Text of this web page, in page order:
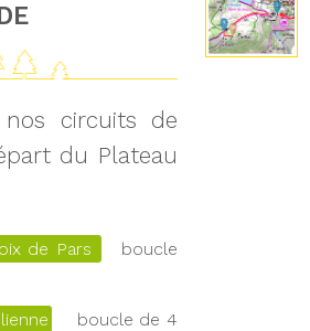
nos circuits de
du Plateau
de Pars
boucle
boucle de 4